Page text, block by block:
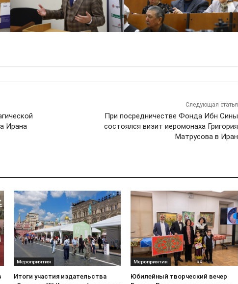
Ирана
Следующая статья
При посредничестве Фонда Ибн Сины
состоялся визит иеромонаха Григория
Матрусова в Иран
Мероприятия
Итоги участия издательства
Мероприятия
Юбилейный творческий вечер